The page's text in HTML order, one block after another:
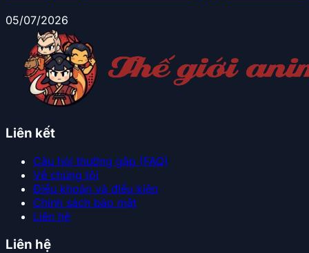
05/07/2026
Liên kết
Câu hỏi thường gặp (FAQ)
Về chúng tôi
Điều khoản và điều kiện
Chính sách bảo mật
Liên hệ
Liên hệ